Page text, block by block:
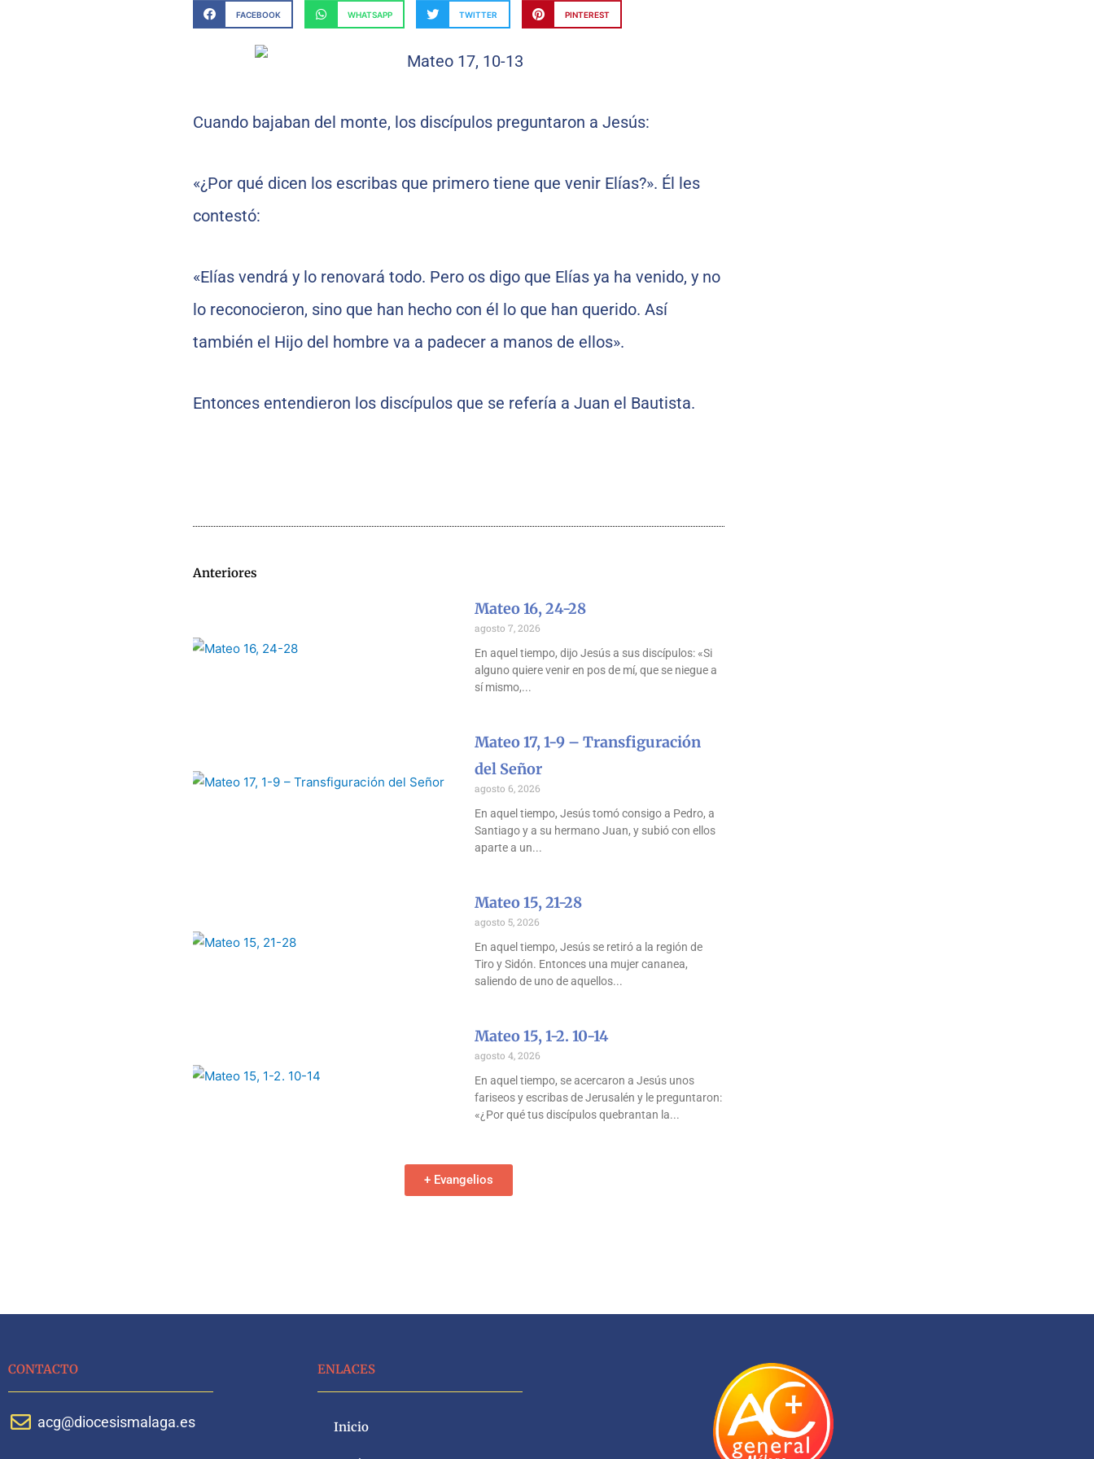
FACEBOOK WHATSAPP TWITTER PINTEREST
Cuando bajaban del monte, los discípulos preguntaron a Jesús:
«¿Por qué dicen los escribas que primero tiene que venir Elías?». Él les
contestó:
«Elías vendrá y lo renovará todo. Pero os digo que Elías ya ha venido, y no
lo reconocieron, sino que han hecho con él lo que han querido. Así
también el Hijo del hombre va a padecer a manos de ellos».
Entonces entendieron los discípulos que se refería a Juan el Bautista.
Anteriores
Mateo 16, 24-28
agosto 7, 2026
En aquel tiempo, dijo Jesús a sus discípulos: «Si
alguno quiere venir en pos de mí, que se niegue a
sí mismo,
Mateo 17, 1-9 – Transfiguración
del Señor
agosto 6, 2026
En aquel tiempo, Jesús tomó consigo a Pedro, a
Santiago y a su hermano Juan, y subió con ellos
aparte a un
Mateo 15, 21-28
agosto 5, 2026
En aquel tiempo, Jesús se retiró a la región de
Tiro y Sidón. Entonces una mujer cananea,
saliendo de uno de aquellos
Mateo 15, 1-2. 10-14
agosto 4, 2026
En aquel tiempo, se acercaron a Jesús unos
fariseos y escribas de Jerusalén y le preguntaron:
«¿Por qué tus discípulos quebrantan la
+ Evangelios
CONTACTO
acg@diocesismalaga.es
ENLACES
Inicio